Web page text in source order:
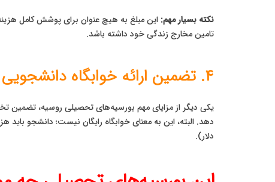
نکته بسیار مهم: این مبلغ به هیچ عنوان برای پوشش کامل
تامین مخارج زندگی خود داشته باشد.
۴. تضمین ارائه خوابگاه دانشجویی
دهد. البته، این به معنای خوابگاه رایگان نیست؛ دانشجو
دلار).